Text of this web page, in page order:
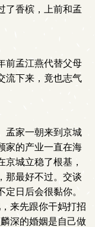
了香槟，上前和孟
前孟江燕代替父母
流下来，竟也志气
孟家一朝来到京城
家的产业一直在海
城立稳了根基，
那最好不过。交谈
日后会很黏你。
来先跟你干妈打招
深的婚姻是自己做